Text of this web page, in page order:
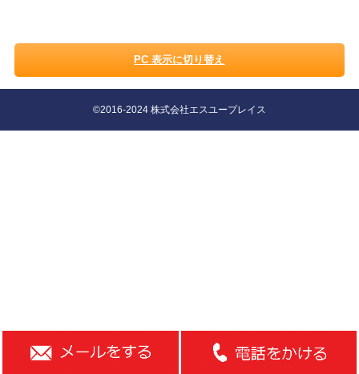
PC 表示に切り替え
©2016-2024 株式会社エスユープレイス